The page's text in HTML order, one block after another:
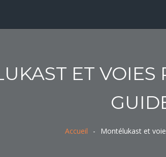
ET VOIES
Accueil Montélukast et